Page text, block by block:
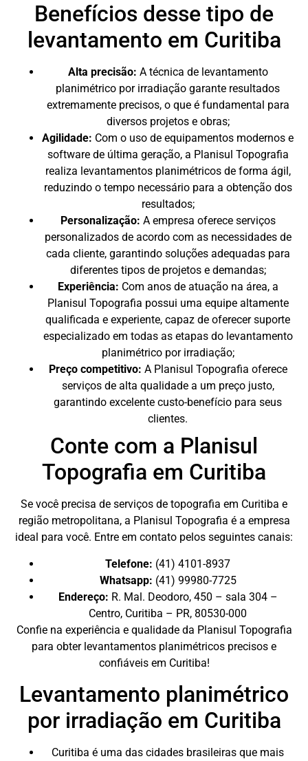
Benefícios desse tipo de
levantamento em Curitiba
Alta precisão: A técnica de levantamento
planimétrico por irradiação garante resultados
extremamente precisos, o que é fundamental para
diversos projetos e obras;
Agilidade: Com o uso de equipamentos modernos e
software de última geração, a Planisul Topografia
realiza levantamentos planimétricos de forma ágil,
reduzindo o tempo necessário para a obtenção dos
resultados;
Personalização: A empresa oferece serviços
personalizados de acordo com as necessidades de
cada cliente, garantindo soluções adequadas para
diferentes tipos de projetos e demandas;
Experiência: Com anos de atuação na área, a
Planisul Topografia possui uma equipe altamente
qualificada e experiente, capaz de oferecer suporte
especializado em todas as etapas do levantamento
planimétrico por irradiação;
Preço competitivo: A Planisul Topografia oferece
serviços de alta qualidade a um preço justo,
garantindo excelente custo-benefício para seus
clientes.
Conte com a Planisul
Topografia em Curitiba
Se você precisa de serviços de topografia em Curitiba e
região metropolitana, a Planisul Topografia é a empresa
ideal para você. Entre em contato pelos seguintes canais:
Telefone: (41) 4101-8937
Whatsapp: (41) 99980-7725
Endereço: R. Mal. Deodoro, 450 – sala 304 –
Centro, Curitiba – PR, 80530-000
Confie na experiência e qualidade da Planisul Topografia
para obter levantamentos planimétricos precisos e
confiáveis em Curitiba!
Levantamento planimétrico
por irradiação em Curitiba
Curitiba é uma das cidades brasileiras que mais